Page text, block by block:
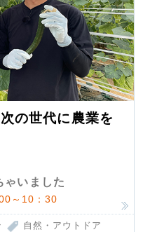
の世代に農業を
ゃいました
～10：30
自然・アウトドア